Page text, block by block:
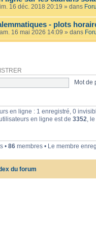
16 déc. 2018 20:19 » dans
- plots
16 mai 2026 14:09 » dans
Mot de
en ligne : 1 enregistré, 0
en ligne est de 3352 ,
• 86 membres • Le membre
du forum